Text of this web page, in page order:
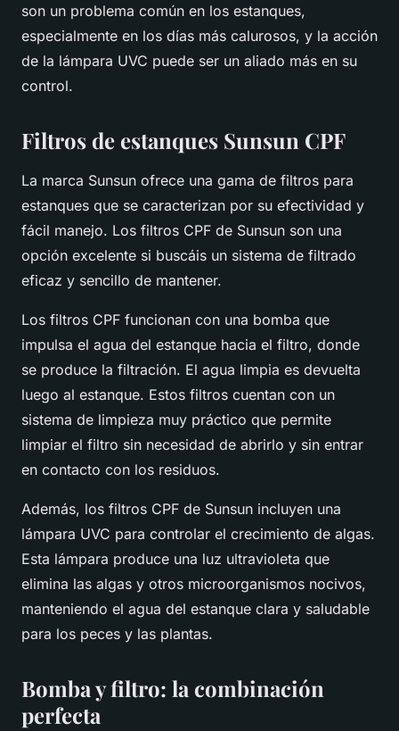
son un problema común en los estanques,
especialmente en los días más calurosos, y la acción
de la lámpara UVC puede ser un aliado más en su
control.
Filtros de estanques Sunsun CPF
La marca Sunsun ofrece una gama de filtros para
estanques que se caracterizan por su efectividad y
fácil manejo. Los filtros CPF de Sunsun son una
opción excelente si buscáis un sistema de filtrado
eficaz y sencillo de mantener.
Los filtros CPF funcionan con una bomba que
impulsa el agua del estanque hacia el filtro, donde
se produce la filtración. El agua limpia es devuelta
luego al estanque. Estos filtros cuentan con un
sistema de limpieza muy práctico que permite
limpiar el filtro sin necesidad de abrirlo y sin entrar
en contacto con los residuos.
Además, los filtros CPF de Sunsun incluyen una
lámpara UVC para controlar el crecimiento de algas.
Esta lámpara produce una luz ultravioleta que
elimina las algas y otros microorganismos nocivos,
manteniendo el agua del estanque clara y saludable
para los peces y las plantas.
Bomba y filtro: la combinación
perfecta